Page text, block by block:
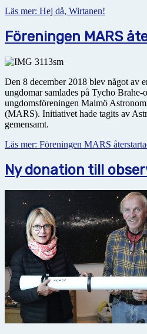
Läs mer: Hej då, Wirtanen!
Föreningen MARS
Den 8 december 2018 blev något av
ungdomar samlades på Tycho Brahe-
ungdomsföreningen Malmö
(MARS). Initiativet hade tagits av
gemensamt.
Läs mer: Föreningen MARS
Ny donation till